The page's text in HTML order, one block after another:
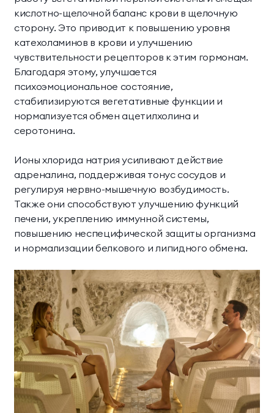
кислотно-щелочной баланс крови в щелочную
сторону. Это приводит к повышению уровня
катехоламинов в крови и улучшению
чувствительности рецепторов к этим гормонам.
Благодаря этому, улучшается
психоэмоциональное состояние,
стабилизируются вегетативные функции и
нормализуется обмен ацетилхолина и
серотонина.
Ионы хлорида натрия усиливают действие
адреналина, поддерживая тонус сосудов и
регулируя нервно-мышечную возбудимость.
Также они способствуют улучшению функций
печени, укреплению иммунной системы,
повышению неспецифической защиты организма
и нормализации белкового и липидного обмена.